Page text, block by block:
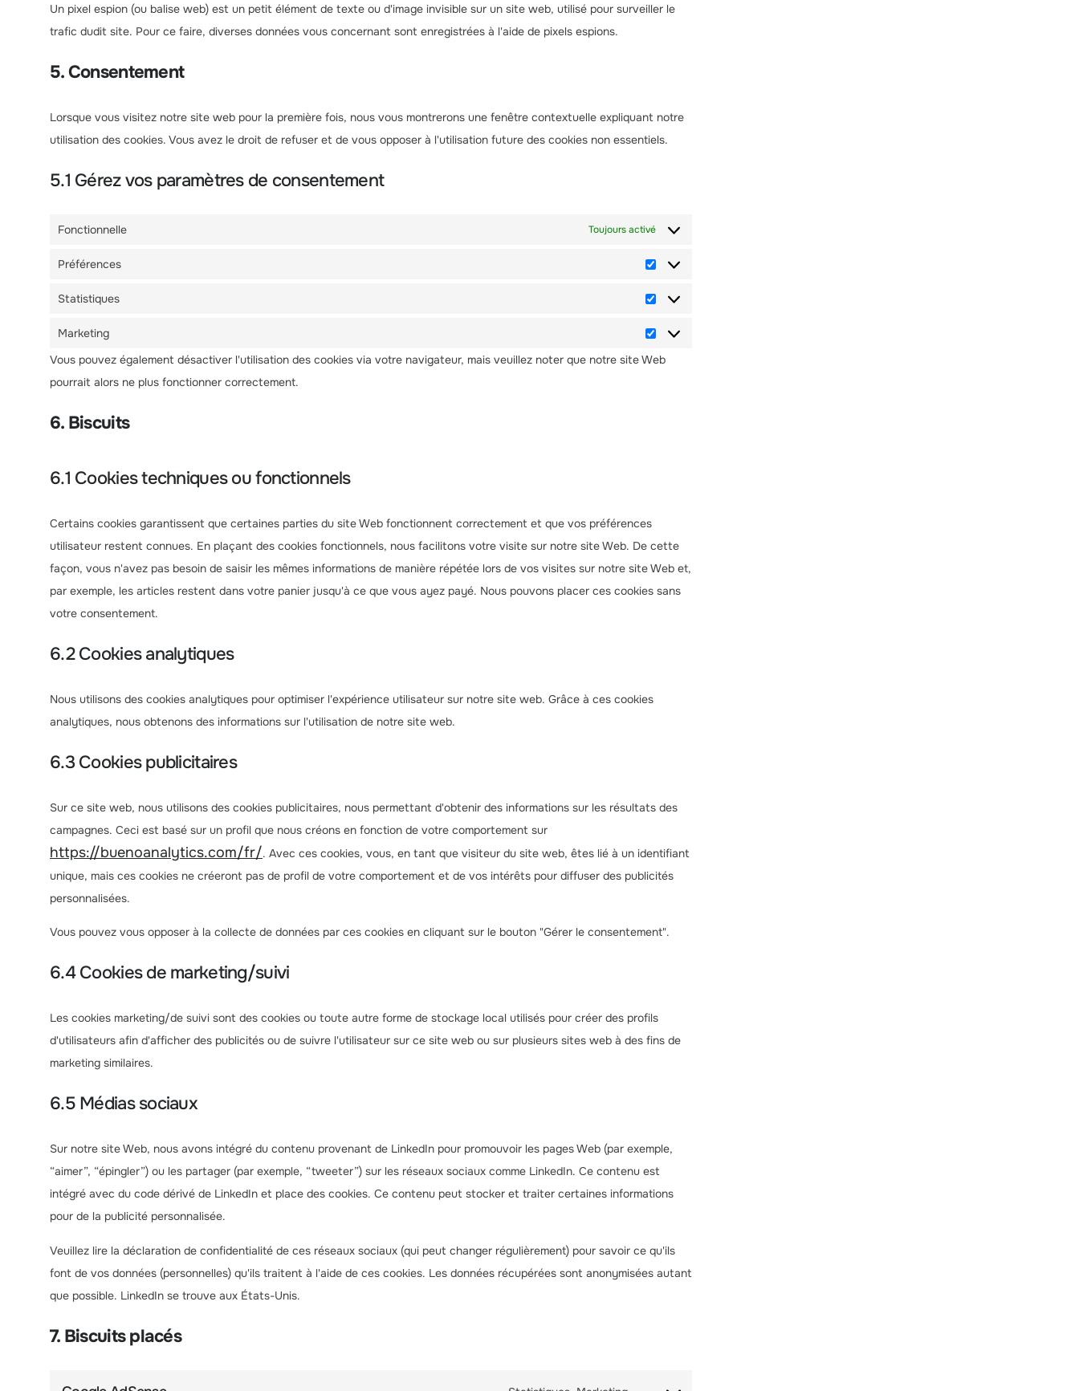
Un pixel espion (ou balise web) est un petit élément de texte ou d'image invisible sur un site web, utilisé pour surveiller le
trafic dudit site. Pour ce faire, diverses données vous concernant sont enregistrées à l'aide de pixels espions.
5. Consentement
Lorsque vous visitez notre site web pour la première fois, nous vous montrerons une fenêtre contextuelle expliquant notre
utilisation des cookies. Vous avez le droit de refuser et de vous opposer à l'utilisation future des cookies non essentiels.
5.1 Gérez vos paramètres de consentement
Fonctionnelle Toujours activé
Préférences
Statistiques
Marketing
Vous pouvez également désactiver l'utilisation des cookies via votre navigateur, mais veuillez noter que notre site Web
pourrait alors ne plus fonctionner correctement.
6. Biscuits
6.1 Cookies techniques ou fonctionnels
Certains cookies garantissent que certaines parties du site Web fonctionnent correctement et que vos préférences
utilisateur restent connues. En plaçant des cookies fonctionnels, nous facilitons votre visite sur notre site Web. De cette
façon, vous n'avez pas besoin de saisir les mêmes informations de manière répétée lors de vos visites sur notre site Web et,
par exemple, les articles restent dans votre panier jusqu'à ce que vous ayez payé. Nous pouvons placer ces cookies sans
votre consentement.
6.2 Cookies analytiques
Nous utilisons des cookies analytiques pour optimiser l'expérience utilisateur sur notre site web. Grâce à ces cookies
analytiques, nous obtenons des informations sur l'utilisation de notre site web.
6.3 Cookies publicitaires
Sur ce site web, nous utilisons des cookies publicitaires, nous permettant d'obtenir des informations sur les résultats des
campagnes. Ceci est basé sur un profil que nous créons en fonction de votre comportement sur
https://buenoanalytics.com/fr/. Avec ces cookies, vous, en tant que visiteur du site web, êtes lié à un identifiant
unique, mais ces cookies ne créeront pas de profil de votre comportement et de vos intérêts pour diffuser des publicités
personnalisées.
Vous pouvez vous opposer à la collecte de données par ces cookies en cliquant sur le bouton "Gérer le consentement".
6.4 Cookies de marketing/suivi
Les cookies marketing/de suivi sont des cookies ou toute autre forme de stockage local utilisés pour créer des profils
d'utilisateurs afin d'afficher des publicités ou de suivre l'utilisateur sur ce site web ou sur plusieurs sites web à des fins de
marketing similaires.
6.5 Médias sociaux
Sur notre site Web, nous avons intégré du contenu provenant de LinkedIn pour promouvoir les pages Web (par exemple,
“aimer”, “épingler”) ou les partager (par exemple, “tweeter”) sur les réseaux sociaux comme LinkedIn. Ce contenu est
intégré avec du code dérivé de LinkedIn et place des cookies. Ce contenu peut stocker et traiter certaines informations
pour de la publicité personnalisée.
Veuillez lire la déclaration de confidentialité de ces réseaux sociaux (qui peut changer régulièrement) pour savoir ce qu'ils
font de vos données (personnelles) qu'ils traitent à l'aide de ces cookies. Les données récupérées sont anonymisées autant
que possible. LinkedIn se trouve aux États-Unis.
7. Biscuits placés